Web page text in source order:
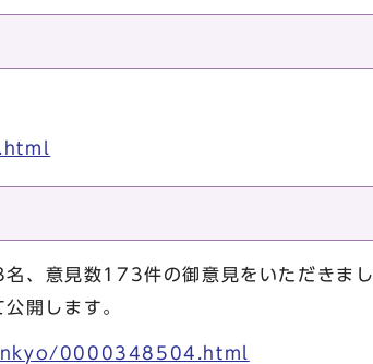
、意見数173件の御意見をいただきまし
開します。
0000348504.html